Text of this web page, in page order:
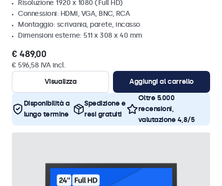
Risoluzione 1920 x 1080 (Full HD)
Connessioni: HDMI, VGA, BNC, RCA
Montaggio: scrivania, parete, incasso
Dimensioni esterne: 511 x 308 x 40 mm
€ 489,00
€ 596,58 IVA incl.
Visualizza
Aggiungi al carrello
Disponibilità a
lungo termine
Spedizione e
resi gratuiti
Oltre 5.000
recensioni,
valutazione 4,8/5